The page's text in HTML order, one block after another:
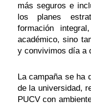
más seguros e
los planes
formación
académico, sino
y convivimos día a
La campaña se ha
de la universidad,
PUCV con